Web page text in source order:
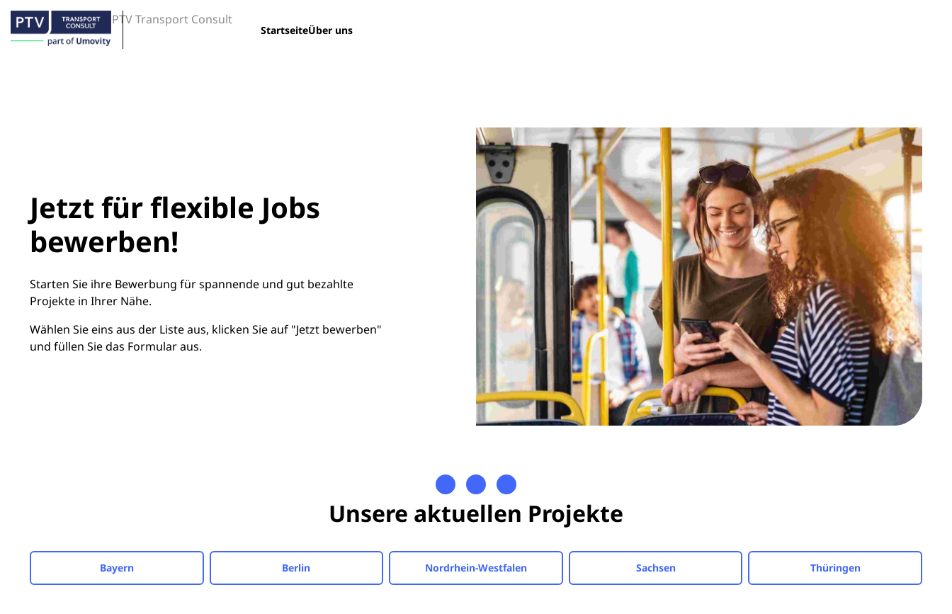
PTV Transport Consult
StartseiteÜber uns
Jetzt für flexible Jobs
bewerben!
Starten Sie ihre Bewerbung für spannende und gut bezahlte
Projekte in Ihrer Nähe.
Wählen Sie eins aus der Liste aus, klicken Sie auf "Jetzt bewerben"
und füllen Sie das Formular aus.
Unsere aktuellen Projekte
Bayern Berlin Nordrhein-Westfalen Sachsen Thüringen